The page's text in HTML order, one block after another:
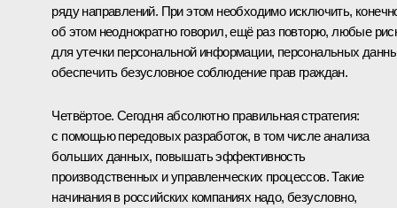
ряду направлений. При этом необходимо исключить,
об этом неоднократно говорил, ещё раз повторю, любые
для утечки персональной информации, персональных
обеспечить безусловное соблюдение прав граждан.
Четвёртое. Сегодня абсолютно правильная стратегия:
с помощью передовых разработок, в том числе анализа
больших данных, повышать эффективность
производственных и управленческих процессов. Такие
начинания в российских компаниях надо, безусловно,